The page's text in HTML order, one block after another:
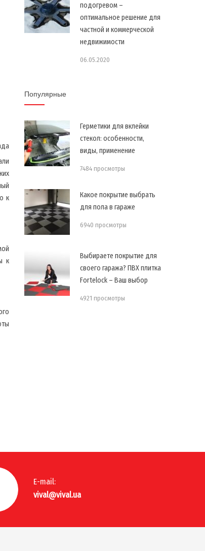
к
к
подогревом –
оптимальное решение для
частной и коммерческой
недвижимости
06.05.2020
Популярные
Герметики для вклейки
стекол: особенности,
виды, применение
7484 просмотры
Какое покрытие выбрать
для пола в гараже
6940 просмотры
Выбираете покрытие для
своего гаража? ПВХ плитка
Fortelock – Ваш выбор
4921 просмотры
E-mail:
vival@vival.ua